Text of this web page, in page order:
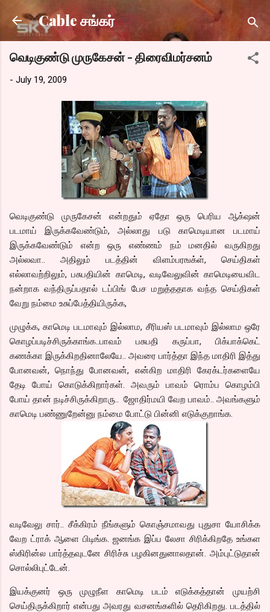
Skip to main content
Cable சங்கர்
வெடிகுண்டு முருகேசன் - திரைவிமர்சனம்
- July 19, 2009
வெடிகுண்டு முருகேசன் என்றதும் ஏதோ ஒரு பெரிய ஆக்‌ஷன்
படமாய் இருக்கவேண்டும், அல்லாது படு காமெடியான படமாய்
இருக்கவேண்டும் என்ற ஒரு எண்ணம் நம் மனதில் வருகிறது
அல்லவா.. அதிலும் படத்தின் விளம்பரஙக்ள், செய்திகள்
எல்லாவற்றிலும், பசுபதியின் காமெடி, வடிவேலுவின் காமெடியைவிட
நன்றாக வந்திருப்பதால் டப்பிங் பேச மறுத்ததாக வந்த செய்திகள்
வேறு நம்மை உசுப்பேத்தியிருக்க,
முழுக்க, காமெடி படமாவும் இல்லாம, சீரியஸ் படமாவும் இல்லாம ஒரே
கொழப்படிச்சிருக்காங்க..பாவம் பசுபதி கருப்பா, பிக்பாக்கெட்
கணக்கா இருக்கிறதினாலேயே.. அவரை பார்த்தா இந்த மாதிரி இத்து
போனவன், நொந்து போனவன், என்கிற மாதிரி கேரக்டர்களையே
தேடி போய் கொடுக்கிறார்கள். அவரும் பாவம் ரொம்ப கொழம்பி
போய் தான் நடிச்சிருக்கிறாரு.. ஜோதிர்மயி வேற பாவம்.. அவங்களும்
காமெடி பண்ணுறேன்னு நம்மை போட்டு பின்னி எடுக்குறாங்க.
வடிவேலு சார்.. சீக்கிரம் நீங்களும் கொஞ்சமாவது புதுசா யோசிக்க
வேற ட்ராக் ஆளை பிடிங்க. ஜனங்க இப்ப லேசா சிரிக்கிறதே உங்கள
ஸ்கிரின்ல பார்த்தவுடனே சிரிச்சு பழகினதுனாலதான். அம்புட்டுதான்
சொல்லிபுட்டேன்.
இயக்குனர் ஒரு முழுநீள காமெடி படம் எடுக்கத்தான் முயற்சி
செய்திருக்கிறார் என்பது அவரது வசனங்களில் தெரிகிறது. படத்தில்